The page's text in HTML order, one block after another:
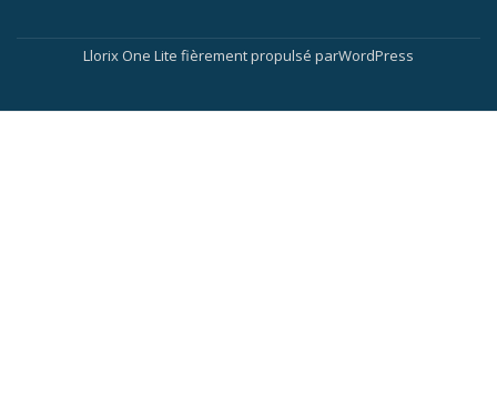
Menu
secondaire
Llorix One Lite fièrement propulsé parWordPress